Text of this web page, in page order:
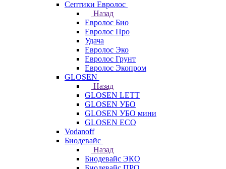
Септики Евролос
Назад
Евролос Био
Евролос Про
Удача
Евролос Эко
Евролос Грунт
Евролос Экопром
GLOSEN
Назад
GLOSEN LETT
GLOSEN УБО
GLOSEN УБО мини
GLOSEN ECO
Vodanoff
Биодевайс
Назад
Биодевайс ЭКО